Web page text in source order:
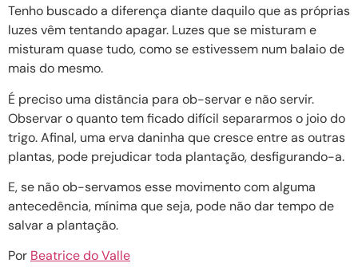
Tenho buscado a diferença diante daquilo que as próprias
luzes vêm tentando apagar. Luzes que se misturam e
misturam quase tudo, como se estivessem num balaio de
mais do mesmo.
É preciso uma distância para ob-servar e não servir.
Observar o quanto tem ficado difícil separarmos o joio do
trigo. Afinal, uma erva daninha que cresce entre as outras
plantas, pode prejudicar toda plantação, desfigurando-a.
E, se não ob-servamos esse movimento com alguma
antecedência, mínima que seja, pode não dar tempo de
salvar a plantação.
Por Beatrice do Valle